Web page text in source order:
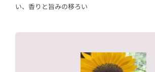
い、香りと旨みの移ろい